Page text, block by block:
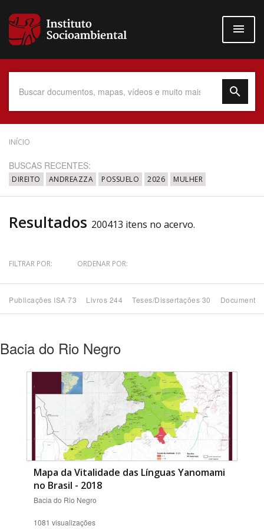
para
conteúdo
Data do Documento
Até
Povo Indígena
Subtema
Área de Levantamento
Área Protegida
BUSCAR
INÍCIO
BUSCAS RECENTES:
DIREITO ANDREAZZA POSSUELO 2026 MULHER
Resultados 200413 itens no acervo.
FILTRAR POR: ORDENAR POR:
Publicações ISA 73 Livros 244 Teses/Dissertações 30
Bacia do Rio Negro
Mapa da Vitalidade das Línguas Yanomami
no Brasil - 2018
Bacia do Rio Negro
1081 visualizações